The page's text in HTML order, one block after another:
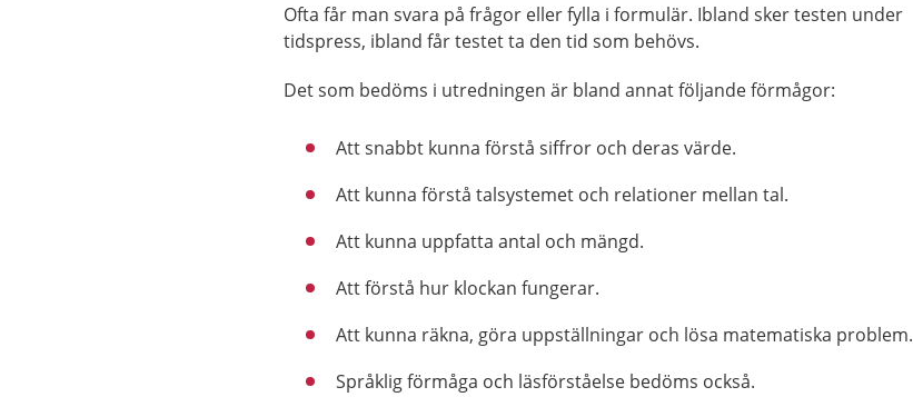
Ofta får man svara på frågor eller fylla i formulär. Ibland sker testen under
tidspress, ibland får testet ta den tid som behövs.
Det som bedöms i utredningen är bland annat följande förmågor:
Att snabbt kunna förstå siffror och deras värde.
Att kunna förstå talsystemet och relationer mellan tal.
Att kunna uppfatta antal och mängd.
Att förstå hur klockan fungerar.
Att kunna räkna, göra uppställningar och lösa matematiska problem.
Språklig förmåga och läsförståelse bedöms också.